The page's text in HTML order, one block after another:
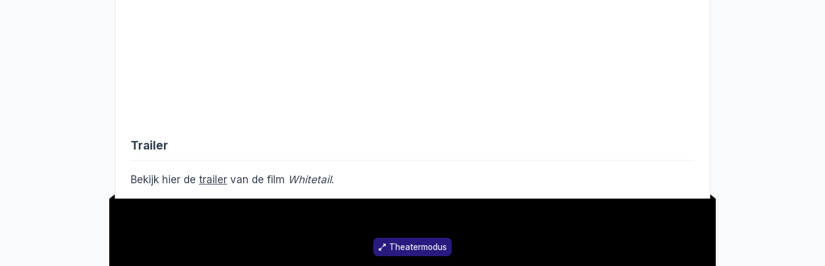
Trailer
Bekijk hier de trailer van de film Whitetail.
Theatermodus